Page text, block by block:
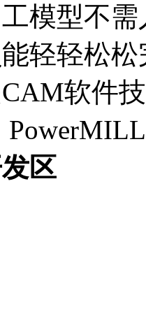
模型不
轻轻松
软件
区